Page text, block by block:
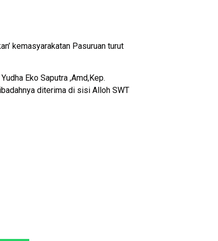
kemasyarakatan Pasuruan turut
Eko Saputra ,Amd,Kep.
diterima di sisi Alloh SWT